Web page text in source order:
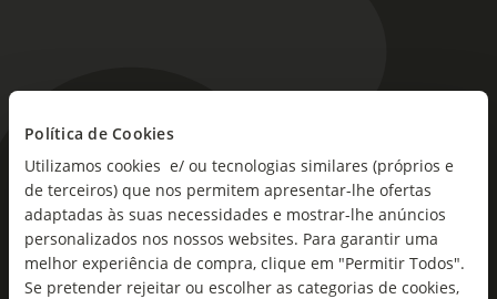
Política de Cookies
Utilizamos cookies e/ ou tecnologias similares (próprios e
de terceiros) que nos permitem apresentar-lhe ofertas
adaptadas às suas necessidades e mostrar-lhe anúncios
personalizados nos nossos websites. Para garantir uma
melhor experiência de compra, clique em "Permitir Todos".
Se pretender rejeitar ou escolher as categorias de cookies,
As novidades mais frescas no
seu e-mail!
Subscreva e descubra campanhas exclusivas,
ofertas e novidades para si.